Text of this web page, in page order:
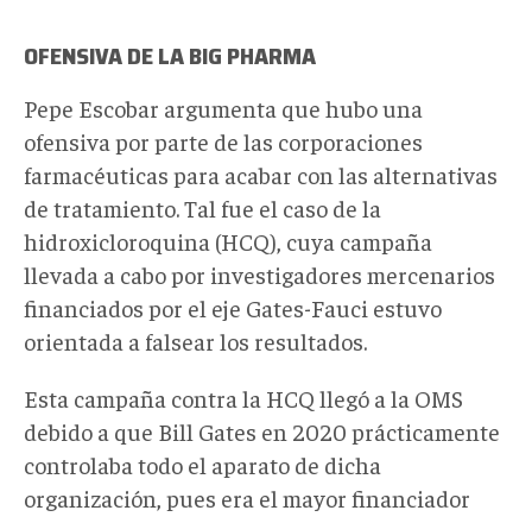
OFENSIVA DE LA BIG PHARMA
Pepe Escobar argumenta que hubo una
ofensiva por parte de las corporaciones
farmacéuticas para acabar con las alternativas
de tratamiento. Tal fue el caso de la
hidroxicloroquina (HCQ), cuya campaña
llevada a cabo por investigadores mercenarios
financiados por el eje Gates-Fauci estuvo
orientada a falsear los resultados.
Esta campaña contra la HCQ llegó a la OMS
debido a que Bill Gates en 2020 prácticamente
controlaba todo el aparato de dicha
organización, pues era el mayor financiador